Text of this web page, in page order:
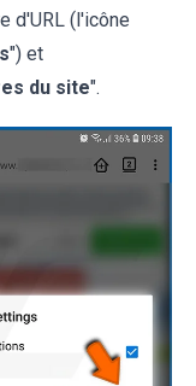
d'URL (l'icône
") et
du site".